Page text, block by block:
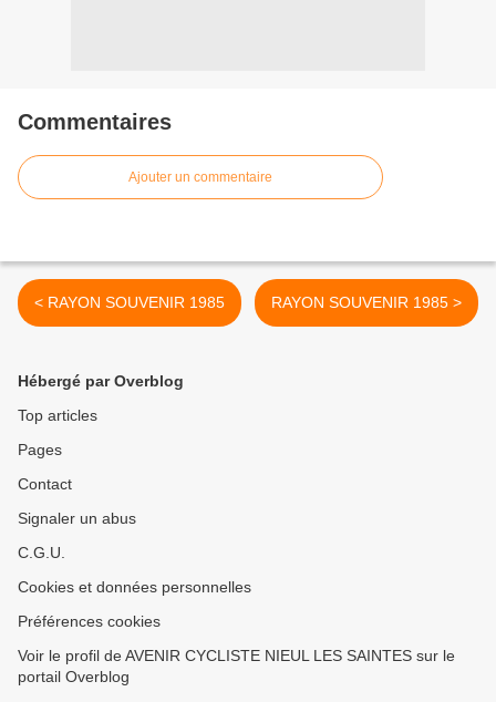
Commentaires
Ajouter un commentaire
< RAYON SOUVENIR 1985 RAYON SOUVENIR 1985 >
Hébergé par Overblog
Top articles
Pages
Contact
Signaler un abus
C.G.U.
Cookies et données personnelles
Préférences cookies
Voir le profil de AVENIR CYCLISTE NIEUL LES SAINTES sur le
portail Overblog